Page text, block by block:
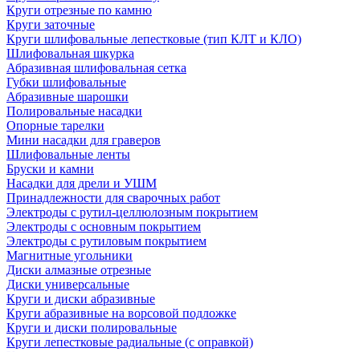
Круги отрезные по камню
Круги заточные
Круги шлифовальные лепестковые (тип КЛТ и КЛО)
Шлифовальная шкурка
Абразивная шлифовальная сетка
Губки шлифовальные
Абразивные шарошки
Полировальные насадки
Опорные тарелки
Мини насадки для граверов
Шлифовальные ленты
Бруски и камни
Насадки для дрели и УШМ
Принадлежности для сварочных работ
Электроды с рутил-целлюлозным покрытием
Электроды с основным покрытием
Электроды с рутиловым покрытием
Магнитные угольники
Диски алмазные отрезные
Диски универсальные
Круги и диски абразивные
Круги абразивные на ворсовой подложке
Круги и диски полировальные
Круги лепестковые радиальные (с оправкой)